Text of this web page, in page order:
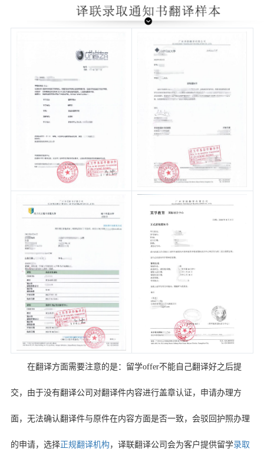
在翻译方面需要注意的是：留学offer不能自己翻译好之后提
交，由于没有翻译公司对翻译件内容进行盖章认证，申请办理方
面，无法确认翻译件与原件在内容方面是否一致，会驳回护照办理
的申请，选择正规翻译机构，译联翻译公司会为客户提供留学录取